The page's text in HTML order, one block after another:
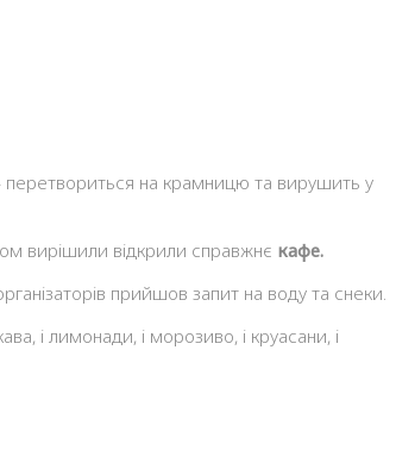
перетвориться на крамницю та вирушить у
вирішили відкрили справжнє кафе.
прийшов запит на воду та снеки.
і лимонади, і морозиво, і круасани, і